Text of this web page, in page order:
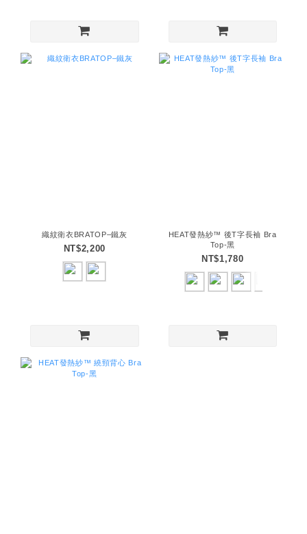
織紋衛衣BRATOP–鐵灰
NT$2,200
HEAT發熱紗™ 後T字長袖 Bra
Top-黑
NT$1,780